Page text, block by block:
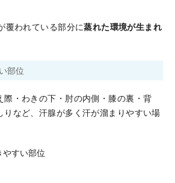
覆われている部分に蒸れた環境が生まれ
部位
際・わきの下・肘の内側・膝の裏・背
りなど、汗腺が多く汗が溜まりやすい場